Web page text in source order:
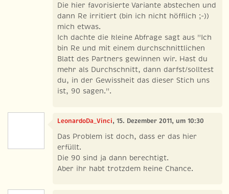
Die hier favorisierte Variante abstechen und
dann Re irritiert (bin ich nicht höfflich ;-))
mich etwas.
Ich dachte die kleine Abfrage sagt aus "Ich
bin Re und mit einem durchschnittlichen
Blatt des Partners gewinnen wir. Hast du
mehr als Durchschnitt, dann darfst/solltest
du, in der Gewissheit das dieser Stich uns
ist, 90 sagen.".
LeonardoDa_Vinci, 15. Dezember 2011, um 10:30
Das Problem ist doch, dass er das hier
erfüllt.
Die 90 sind ja dann berechtigt.
Aber ihr habt trotzdem keine Chance.